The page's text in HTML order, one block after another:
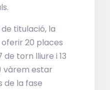
titulació, la
20 places
torn lliure i 13
vàrem estar
de la fase